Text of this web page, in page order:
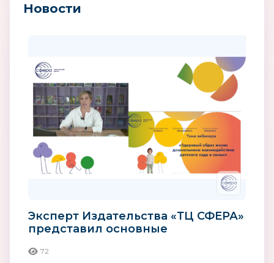
Новости
Эксперт Издательства «ТЦ СФЕРА»
представил основные
жизни...
72